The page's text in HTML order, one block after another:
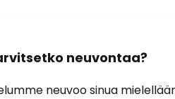
neuvontaa?
neuvoo sinua